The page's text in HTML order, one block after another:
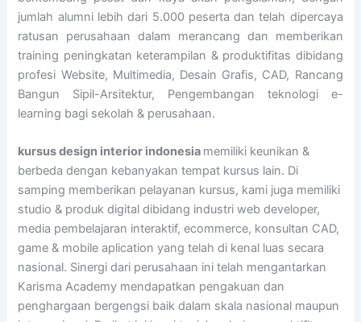
jumlah alumni lebih dari 5.000 peserta dan telah dipercaya
ratusan perusahaan dalam merancang dan memberikan
training peningkatan keterampilan & produktifitas dibidang
profesi Website, Multimedia, Desain Grafis, CAD, Rancang
Bangun Sipil-Arsitektur, Pengembangan teknologi e-
learning bagi sekolah & perusahaan.
kursus design interior indonesia memiliki keunikan &
berbeda dengan kebanyakan tempat kursus lain. Di
samping memberikan pelayanan kursus, kami juga memiliki
studio & produk digital dibidang industri web developer,
media pembelajaran interaktif, ecommerce, konsultan CAD,
game & mobile aplication yang telah di kenal luas secara
nasional. Sinergi dari perusahaan ini telah mengantarkan
Karisma Academy mendapatkan pengakuan dan
penghargaan bergengsi baik dalam skala nasional maupun